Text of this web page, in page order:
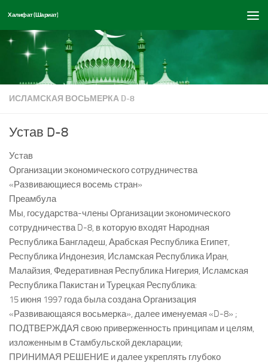
Перейти к содержимому
Халифат (Шариат)
ИСЛАМСКАЯ ВОСЬМЕРКА D-8
Устав D-8
Устав
Организации экономического сотрудничества
«Развивающиеся восемь стран»
Преамбула
Мы, государства-члены Организации экономического
сотрудничества D-8, в которую входят Народная
Республика Бангладеш, Арабская Республика Египет,
Республика Индонезия, Исламская Республика Иран,
Малайзия, Федеративная Республика Нигерия, Исламская
Республика Пакистан и Турецкая Республика:
15 июня 1997 года была создана Организация
«Развивающаяся восьмерка», далее именуемая «D-8» ;
ПОДТВЕРЖДАЯ свою приверженность принципам и целям,
изложенным в Стамбульской декларации;
ПРИНИМАЯ РЕШЕНИЕ и далее укреплять глубоко